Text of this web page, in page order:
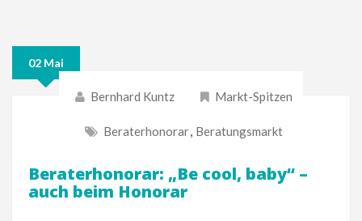
02 Mai
Bernhard Kuntz Markt-Spitzen
Beraterhonorar, Beratungsmarkt
Beraterhonorar: „Be cool, baby“ –
auch beim Honorar